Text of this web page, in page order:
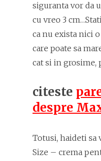
siguranta vor da
cu vreo 3
ca nu exista nici
care poate sa
cat si in grosime,
citeste
despre
Totusi, haideti sa
Size – crema